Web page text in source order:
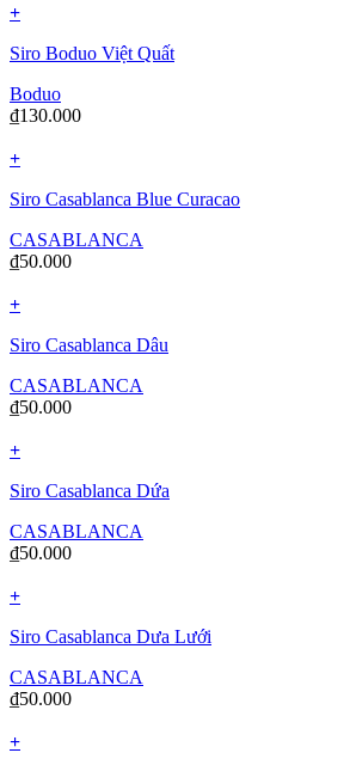
+
Siro Boduo Việt Quất
Boduo
₫130.000
+
Siro Casablanca Blue Curacao
CASABLANCA
₫50.000
+
Siro Casablanca Dâu
CASABLANCA
₫50.000
+
Siro Casablanca Dứa
CASABLANCA
₫50.000
+
Siro Casablanca Dưa Lưới
CASABLANCA
₫50.000
+